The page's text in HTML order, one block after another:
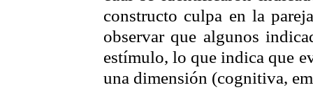
constructo culpa en la
observar que algunos
estímulo, lo que indica que
una dimensión (cognitiva,